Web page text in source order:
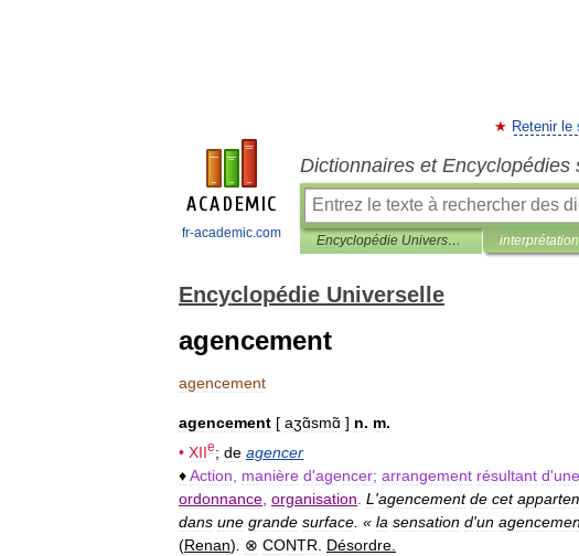
fr-academic.com
Retenir le
Dictionnaires et Encyclopédies
Encyclopédie Universelle
Encyclopédie Universelle
agencement
agencement
agencement [ aʒɑ̃smɑ̃ ] n. m.
• XIIe; de agencer
♦Action manière d'agencer; arrangement résultant d'une
ordonnance organisation L 'agencement de cet
dans une grande surface . « la sensation d'un
(Renan) ⊗ CONTR Désordre